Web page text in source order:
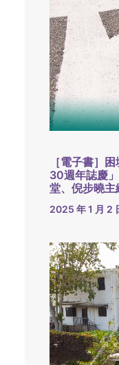
［電子書］
30週年誌慶
堂、倪步曉主
2025 年 1 月 2